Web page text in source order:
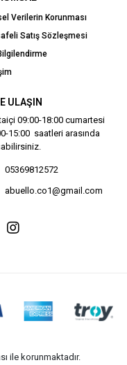
Verilerin Korunması
Satış Sözleşmesi
ULAŞIN
09:00-18:00 cumartesi
15:00 saatleri arasında
05369812572
abuello.co1@gmail.com
ile korunmaktadır.